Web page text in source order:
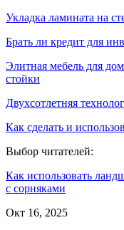
Укладка ламината на
Брать ли кредит для
Элитная мебель для
стойки
Двухсотлетняя
Как сделать и
Выбор читателей:
Как использовать
с сорняками
Окт 16, 2025